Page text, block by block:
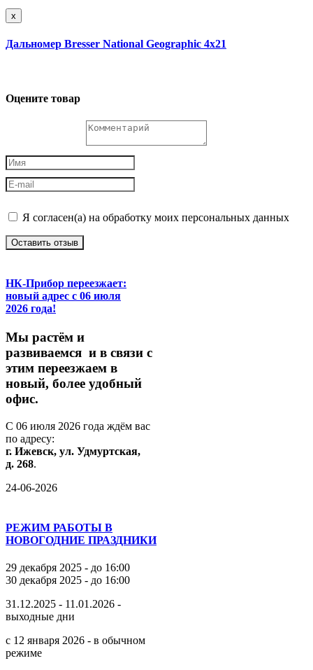
x
Дальномер Bresser National Geographic 4x21
Оцените товар
Я согласен(а) на обработку моих персональных данных
Оставить отзыв
НК-Прибор переезжает:
новый адрес с 06 июля
2026 года!
Мы растём и
развиваемся и в связи с
этим переезжаем в
новый, более удобный
офис.
С 06 июля 2026 года ждём вас
по адресу:
г. Ижевск, ул. Удмуртская,
д. 268.
24-06-2026
РЕЖИМ РАБОТЫ В
НОВОГОДНИЕ ПРАЗДНИКИ
29 декабря 2025 - до 16:00
30 декабря 2025 - до 16:00
31.12.2025 - 11.01.2026 -
выходные дни
с 12 января 2026 - в обычном
режиме